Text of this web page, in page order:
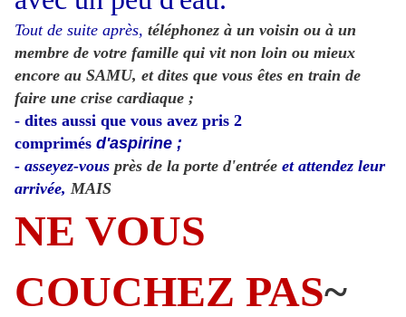
Tout de suite après, téléphonez à un voisin ou à un
membre de votre famille qui vit non loin ou mieux
encore au SAMU, et dites que vous êtes en train de
faire une crise cardiaque ;
- dites aussi que vous avez pris 2
comprimés d'aspirine ;
- asseyez-vous près de la porte d'entrée et attendez leur
arrivée, MAIS
NE VOUS
COUCHEZ PAS~